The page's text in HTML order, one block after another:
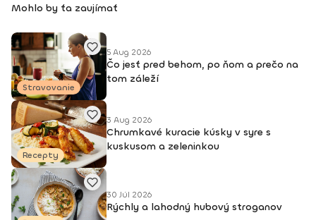
aerobik, Latino aerobik, Body Work FACE –Bosu ZUMBA
DEEPWORK PORT DE BRAS PILOXING CORE LEVEL 1, 2 FITNESS
TRÉNER 3
Mohlo by ťa zaujímať
Stravovanie
5 Aug 2026
Čo jesť pred behom, po ňom a prečo na
tom záleží
Recepty
3 Aug 2026
Chrumkavé kuracie kúsky v syre s
kuskusom a zeleninkou
30 Júl 2026
Rýchly a lahodný hubový stroganov